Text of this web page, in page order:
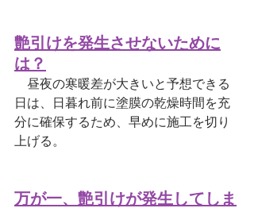
艶引けを発生させないために
は？
昼夜の寒暖差が大きいと予想できる
日は、日暮れ前に塗膜の乾燥時間を充
分に確保するため、早めに施工を切り
上げる。
万が一、艶引けが発生してしま